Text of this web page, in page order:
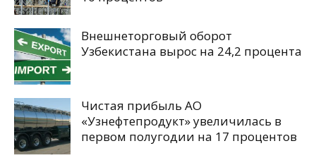
Внешнеторговый оборот
Узбекистана вырос на 24,2 процента
Чистая прибыль АО
«Узнефтепродукт» увеличилась в
первом полугодии на 17 процентов